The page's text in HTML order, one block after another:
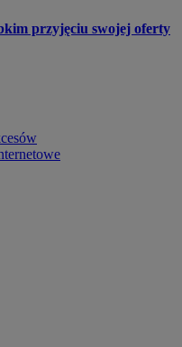
przyjęciu swojej oferty